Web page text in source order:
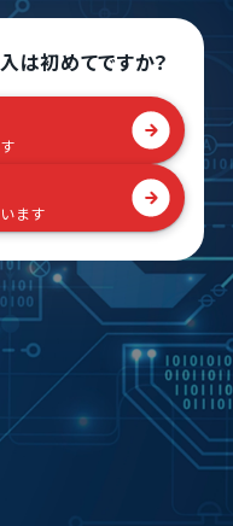
は初めてですか？
ます